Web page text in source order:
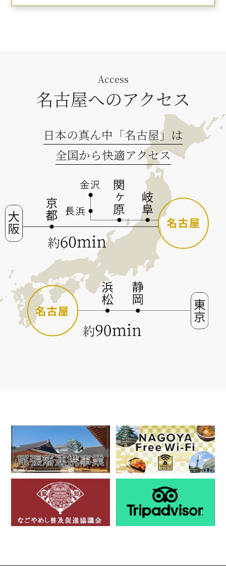
Access
名古屋へのアクセス
日本の真ん中「名古屋」は
全国から快適アクセス